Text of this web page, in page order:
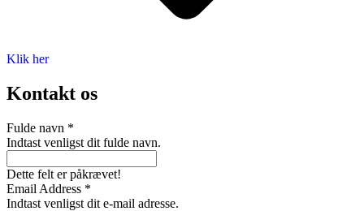
Klik her
Kontakt os
Fulde navn *
Indtast venligst dit fulde navn.
Dette felt er påkrævet!
Email Address *
Indtast venligst dit e-mail adresse.